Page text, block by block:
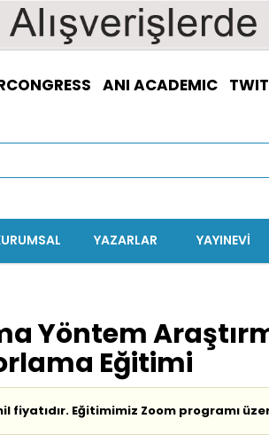
ANI ACADEMIC
YAYINEVİ
YAZARLAR
Yöntem
Eğitimi
fiyatıdır. Eğitimimiz Zoom programı